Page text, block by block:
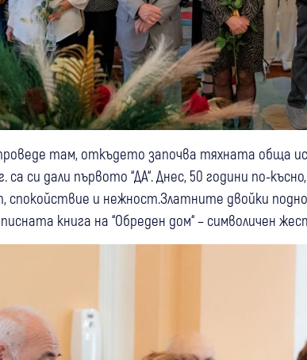
там, откъдето започва тяхната обща
са си дали първото “ДА“. Днес, 50 години по-
спокойствие и нежност.Златните двойки
книга на “Обреден дом“ – символичен